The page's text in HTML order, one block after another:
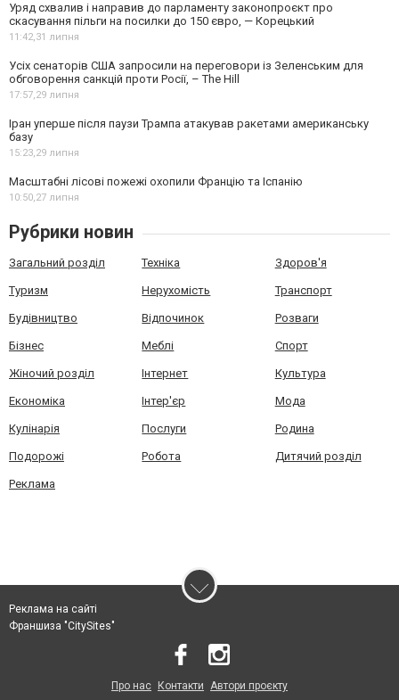
Уряд схвалив і направив до парламенту законопроєкт про
скасування пільги на посилки до 150 євро, — Корецький
11:42,31 липня
Усіх сенаторів США запросили на переговори із Зеленським для
обговорення санкцій проти Росії, – The Hill
17:57,29 липня
Іран уперше після паузи Трампа атакував ракетами американську
базу
15:23,29 липня
Масштабні лісові пожежі охопили Францію та Іспанію
10:50,27 липня
Рубрики новин
Загальний розділ Техніка Здоров'я
Туризм Нерухомість Транспорт
Будівництво Відпочинок Розваги
Бізнес Меблі Спорт
Жіночий розділ Інтернет Культура
Економіка Інтер'єр Мода
Кулінарія Послуги Родина
Подорожі Робота Дитячий розділ
Реклама
Реклама на сайті
Франшиза "CitySites"
Про нас Контакти Автори проєкту